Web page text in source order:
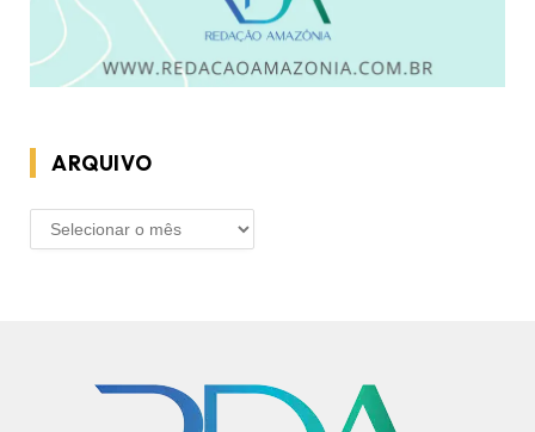
ARQUIVO
ARQUIVO